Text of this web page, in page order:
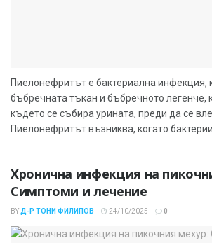
Пиелонефритът е бактериална инфекция,
бъбречната тъкан и бъбречното легенче,
където се събира урината, преди да се
Пиелонефритът възниква, когато
Хронична инфекция на
Симптоми и лечение
BY Д-Р ТОНИ ФИЛИПОВ 24/10/2025 0